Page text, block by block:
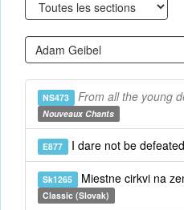
NS473 From all the young
Nouveaux Chants
E877 I dare not be defeated
Sk1265 Miestne cirkvi na
Classic (Slovak)